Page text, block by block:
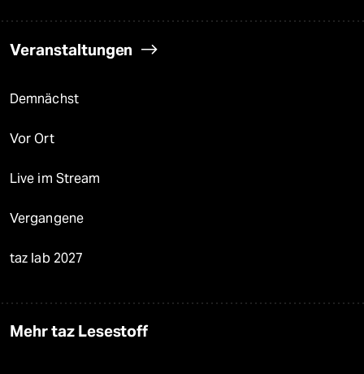
Veranstaltungen
Demnächst
Vor Ort
Live im Stream
Vergangene
taz lab 2027
Mehr taz Lesestoff